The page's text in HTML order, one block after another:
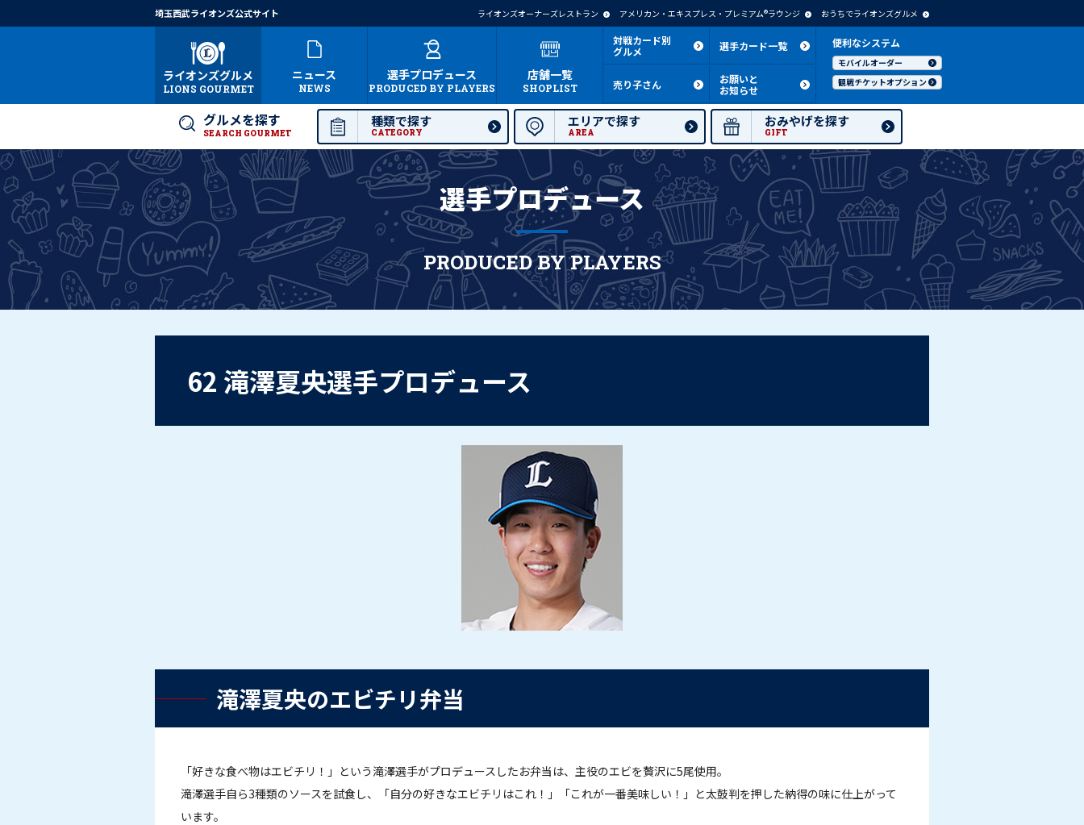
埼玉西武ライオンズ公式サイト ライオンズオーナーズレストラン アメリカン・エキスプレス・プレミアム®ラウンジ おうちでライオンズグルメ
ライオンズグルメ
LIONS GOURMET
ニュース
NEWS
選手プロデュース
PRODUCED BY PLAYERS
店舗一覧
SHOPLIST
対戦カード別
グルメ
選手カード一覧
売り子さん
お願いと
お知らせ
便利なシステム
モバイルオーダー
観戦チケットオプション
グルメを探す
SEARCH GOURMET
種類で探す
CATEGORY
エリアで探す
AREA
おみやげを探す
GIFT
選手プロデュース
PRODUCED BY PLAYERS
62 滝澤夏央選手プロデュース
滝澤夏央のエビチリ弁当
「好きな食べ物はエビチリ！」という滝澤選手がプロデュースしたお弁当は、主役のエビを贅沢に5尾使用。
滝澤選手自ら3種類のソースを試食し、「自分の好きなエビチリはこれ！」「これが一番美味しい！」と太鼓判を押した納得の味に仕上がって
います。